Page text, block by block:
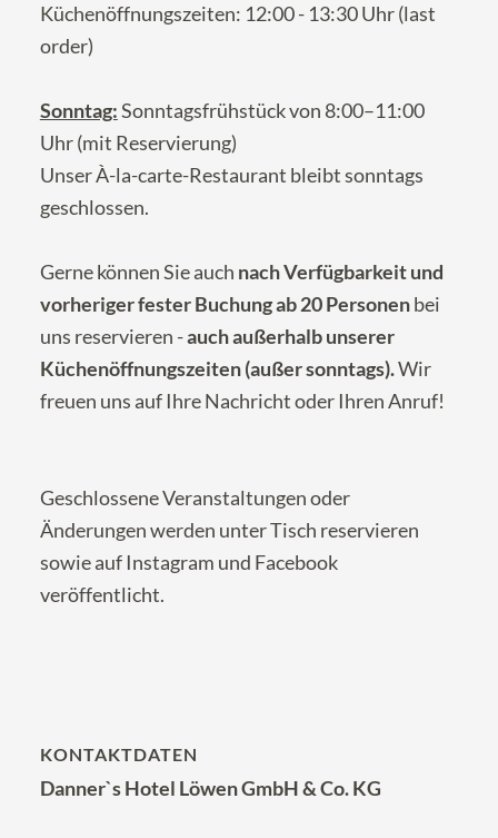
Küchenöffnungszeiten: 12:00 - 13:30 Uhr (last
order)
Sonntag:Sonntagsfrühstück von 8:00–11:00
Uhr (mit Reservierung)
Unser À-la-carte-Restaurant bleibt sonntags
geschlossen.
Gerne können Sie auch nach Verfügbarkeit und
vorheriger fester Buchung ab 20 Personenbei
uns reservieren -auch außerhalb unserer
Küchenöffnungszeiten (außer sonntags).Wir
freuen uns auf IhreNachrichtoder Ihren Anruf!
Geschlossene Veranstaltungen oder
Änderungen werden unterTisch reservieren
sowie auf Instagram und Facebook
veröffentlicht.
KONTAKTDATEN
Danner`s Hotel Löwen GmbH & Co. KG